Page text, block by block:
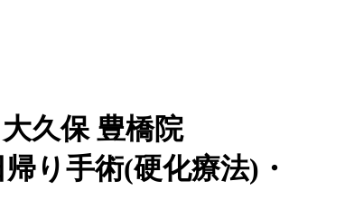
久保 豊橋院
り手術(硬化療法)・